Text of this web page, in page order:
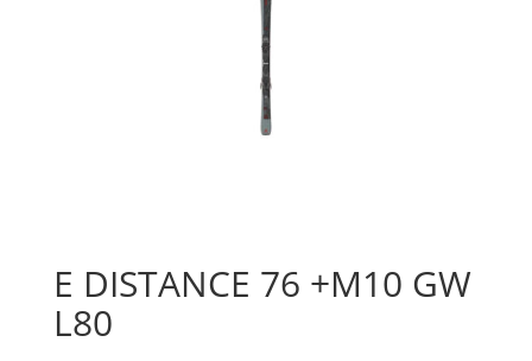
E DISTANCE 76 +M10 GW
L80